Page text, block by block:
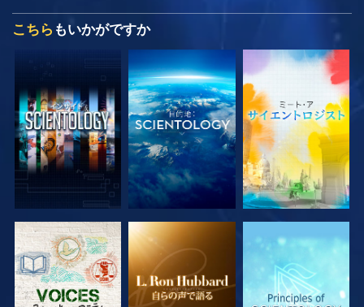
こちら もいかがですか
シリーズを探求 シリーズを探求 シリーズを探求